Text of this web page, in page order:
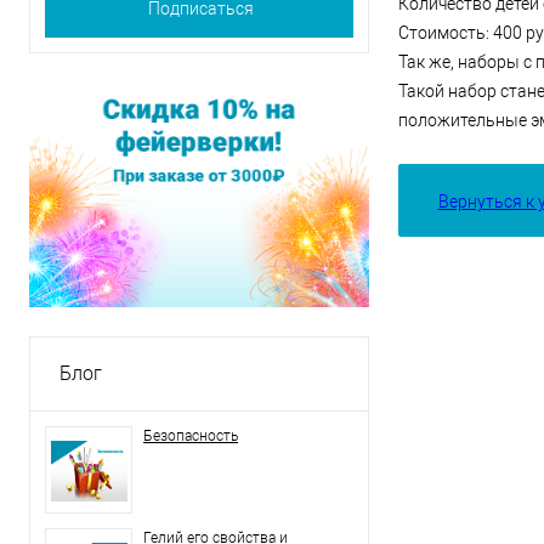
Блог
Безопасность
Гелий его свойства и
Количество
Стоимость: 400
Так же, наборы с
Такой набор
положительные
Вернуться к